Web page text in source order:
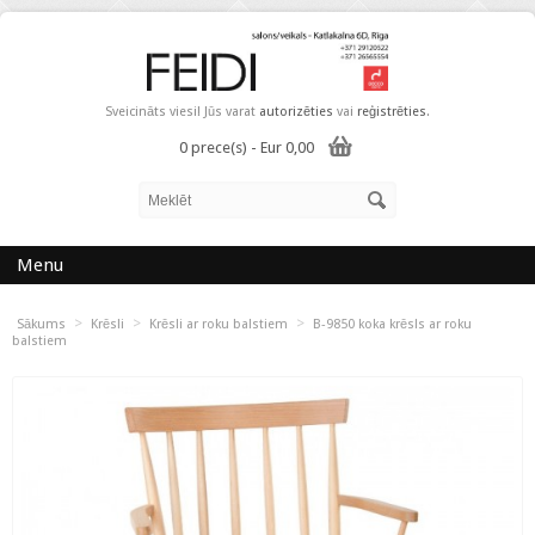
Sveicināts viesi! Jūs varat autorizēties vai reģistrēties.
0 prece(s) - Eur 0,00
Menu
Sākums > Krēsli > Krēsli ar roku balstiem >
B-9850 koka krēsls ar roku
balstiem